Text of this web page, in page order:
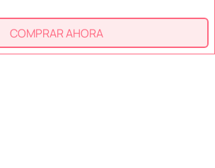
COMPRAR AHORA